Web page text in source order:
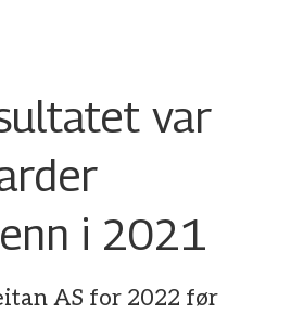
var
i 2021
AS for 2022 før